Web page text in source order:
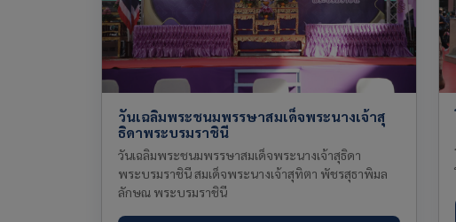
วันเฉลิมพระชนมพรรษาสมเด็จพระนางเจ้าสุ
ธิดาพระบรมราชินี
วันเฉลิมพระชนมพรรษาสมเด็จพระนางเจ้าสุธิดา
พระบรมราชินี สมเด็จพระนางเจ้าสุทิตา พัชรสุธาพิมล
ลักษณ พระบรมราชินี